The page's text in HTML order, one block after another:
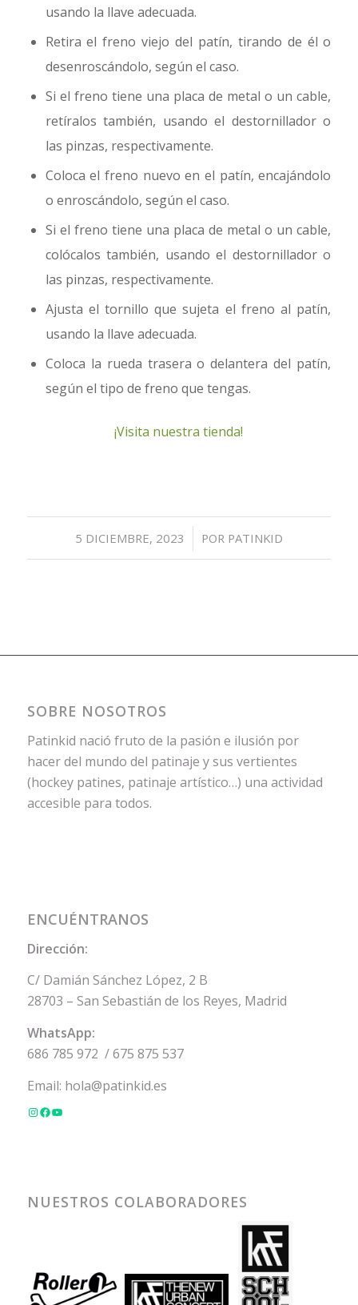
usando la llave adecuada.
Retira el freno viejo del patín, tirando de él o
desenroscándolo, según el caso.
Si el freno tiene una placa de metal o un cable,
retíralos también, usando el destornillador o
las pinzas, respectivamente.
Coloca el freno nuevo en el patín, encajándolo
o enroscándolo, según el caso.
Si el freno tiene una placa de metal o un cable,
colócalos también, usando el destornillador o
las pinzas, respectivamente.
Ajusta el tornillo que sujeta el freno al patín,
usando la llave adecuada.
Coloca la rueda trasera o delantera del patín,
según el tipo de freno que tengas.
¡Visita nuestra tienda!
5 DICIEMBRE, 2023
/ POR PATINKID
SOBRE NOSOTROS
Patinkid nació fruto de la pasión e ilusión por
hacer del mundo del patinaje y sus vertientes
(hockey patines, patinaje artístico…) una actividad
accesible para todos.
ENCUÉNTRANOS
Dirección:
C/ Damián Sánchez López, 2 B
28703 – San Sebastián de los Reyes, Madrid
WhatsApp:
686 785 972 /675 875 537
Email: hola@patinkid.es
NUESTROS COLABORADORES